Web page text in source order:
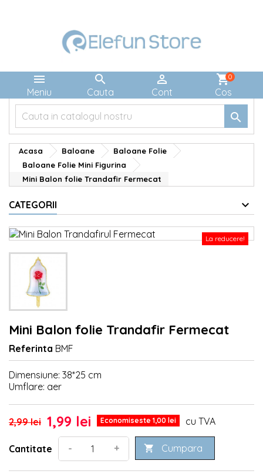

Meniu

Cauta

Cont
shopping_cart
Cos
0

Acasa Baloane
Baloane Folie
Baloane Folie Mini Figurina
Mini Balon folie Trandafir Fermecat
CATEGORII
La reducere!
Mini Balon folie Trandafir Fermecat
Referinta BMF
Dimensiune: 38*25 cm
Umflare: aer
2,99 lei 1,99 lei Economiseste 1,00 lei cu TVA
Cantitate - +  Cumpara